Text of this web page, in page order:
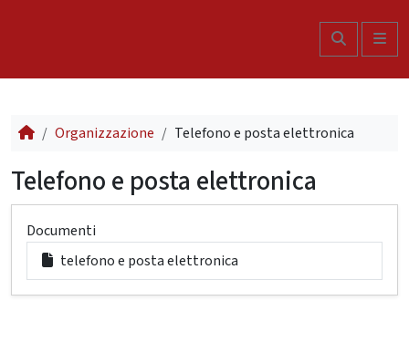
Search
Organizzazione Telefono e posta elettronica
Telefono e posta elettronica
Documenti
telefono e posta elettronica